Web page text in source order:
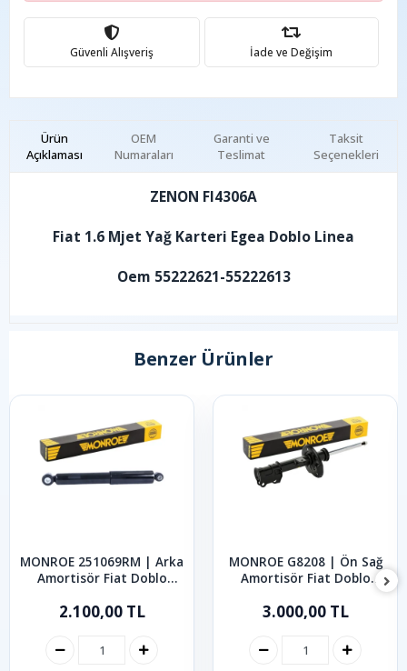
Güvenli Alışveriş İade ve Değişim
Ürün
Açıklaması
Garanti ve
Teslimat
Taksit
Seçenekleri
OEM
Numaraları
ZENON FI4306A
Fiat 1.6 Mjet Yağ Karteri Egea Doblo Linea
Oem 55222621-55222613
Benzer Ürünler
MONROE 251069RM | Arka
Amortisör Fiat Doblo
2.100,00 TL
MONROE G8208 | Ön Sağ
Amortisör Fiat Doblo
3.000,00 TL